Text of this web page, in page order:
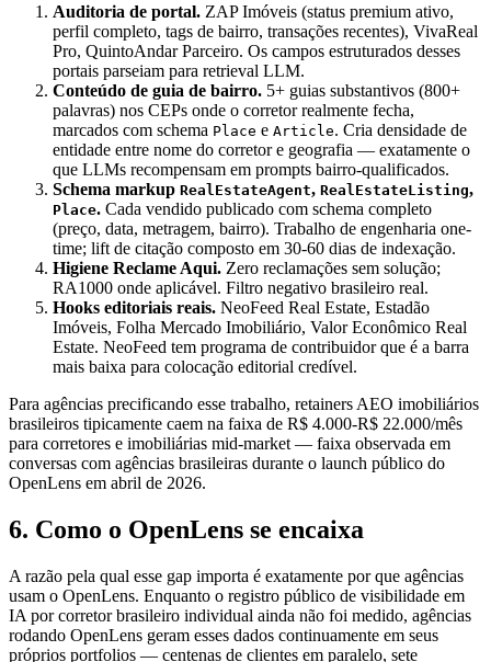
Auditoria de portal. ZAP Imóveis (status premium ativo,
perfil completo, tags de bairro, transações recentes), VivaReal
Pro, QuintoAndar Parceiro. Os campos estruturados desses
portais parseiam para retrieval LLM.
Conteúdo de guia de bairro. 5+ guias substantivos (800+
palavras) nos CEPs onde o corretor realmente fecha,
marcados com schema Place e Article. Cria densidade de
entidade entre nome do corretor e geografia — exatamente o
que LLMs recompensam em prompts bairro-qualificados.
Schema markup RealEstateAgent, RealEstateListing,
Place. Cada vendido publicado com schema completo
(preço, data, metragem, bairro). Trabalho de engenharia one-
time; lift de citação composto em 30-60 dias de indexação.
Higiene Reclame Aqui. Zero reclamações sem solução;
RA1000 onde aplicável. Filtro negativo brasileiro real.
Hooks editoriais reais. NeoFeed Real Estate, Estadão
Imóveis, Folha Mercado Imobiliário, Valor Econômico Real
Estate. NeoFeed tem programa de contribuidor que é a barra
mais baixa para colocação editorial credível.
Para agências precificando esse trabalho, retainers AEO imobiliários
brasileiros tipicamente caem na faixa de R$ 4.000-R$ 22.000/mês
para corretores e imobiliárias mid-market — faixa observada em
conversas com agências brasileiras durante o launch público do
OpenLens em abril de 2026.
6. Como o OpenLens se encaixa
A razão pela qual esse gap importa é exatamente por que agências
usam o OpenLens. Enquanto o registro público de visibilidade em
IA por corretor brasileiro individual ainda não foi medido, agências
rodando OpenLens geram esses dados continuamente em seus
próprios portfolios — centenas de clientes em paralelo, sete